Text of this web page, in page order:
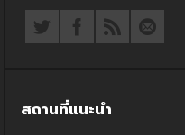
สถานที่แนะนำ